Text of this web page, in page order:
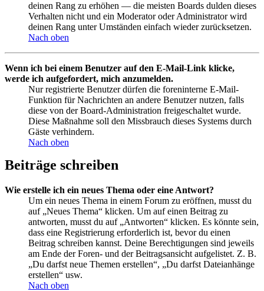
deinen Rang zu erhöhen — die meisten Boards dulden dieses
Verhalten nicht und ein Moderator oder Administrator wird
deinen Rang unter Umständen einfach wieder zurücksetzen.
Nach oben
Wenn ich bei einem Benutzer auf den E-Mail-Link klicke,
werde ich aufgefordert, mich anzumelden.
Nur registrierte Benutzer dürfen die foreninterne E-Mail-
Funktion für Nachrichten an andere Benutzer nutzen, falls
diese von der Board-Administration freigeschaltet wurde.
Diese Maßnahme soll den Missbrauch dieses Systems durch
Gäste verhindern.
Nach oben
Beiträge schreiben
Wie erstelle ich ein neues Thema oder eine Antwort?
Um ein neues Thema in einem Forum zu eröffnen, musst du
auf „Neues Thema“ klicken. Um auf einen Beitrag zu
antworten, musst du auf „Antworten“ klicken. Es könnte sein,
dass eine Registrierung erforderlich ist, bevor du einen
Beitrag schreiben kannst. Deine Berechtigungen sind jeweils
am Ende der Foren- und der Beitragsansicht aufgelistet. Z. B.
„Du darfst neue Themen erstellen“, „Du darfst Dateianhänge
erstellen“ usw.
Nach oben